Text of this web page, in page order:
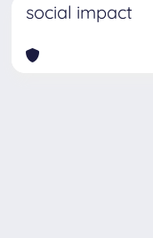
social impact